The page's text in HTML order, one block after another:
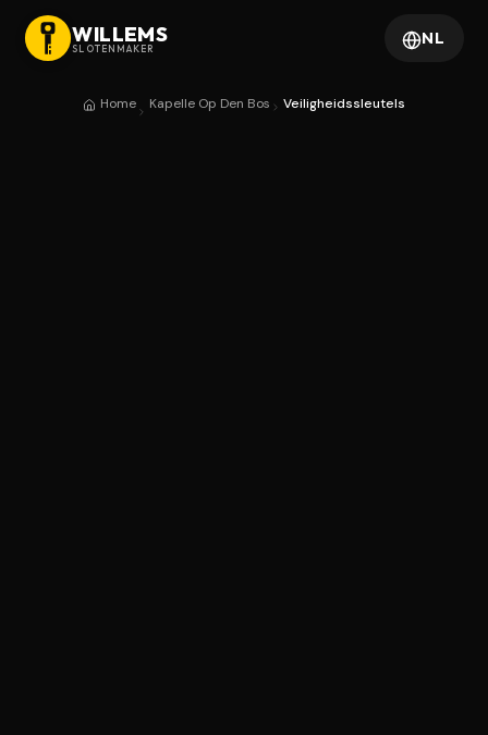
WILLEMS
SLOTENMAKER NL
Home Kapelle Op Den Bos Veiligheidssleutels